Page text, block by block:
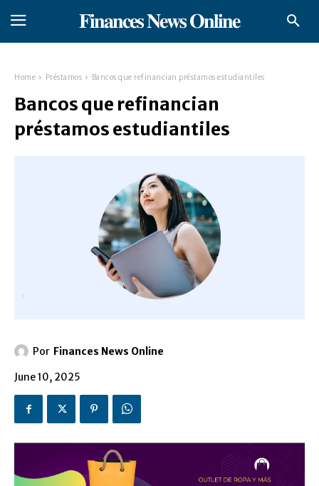
𝐅𝐢𝐧𝐚𝐧𝐜𝐞𝐬 𝐍𝐞𝐰𝐬 𝐎𝐧𝐥𝐢𝐧𝐞
Home Préstamos Bancos que refinancian préstamos estudiantiles
Bancos que refinancian
préstamos estudiantiles
Por Finances News Online
June 10, 2025